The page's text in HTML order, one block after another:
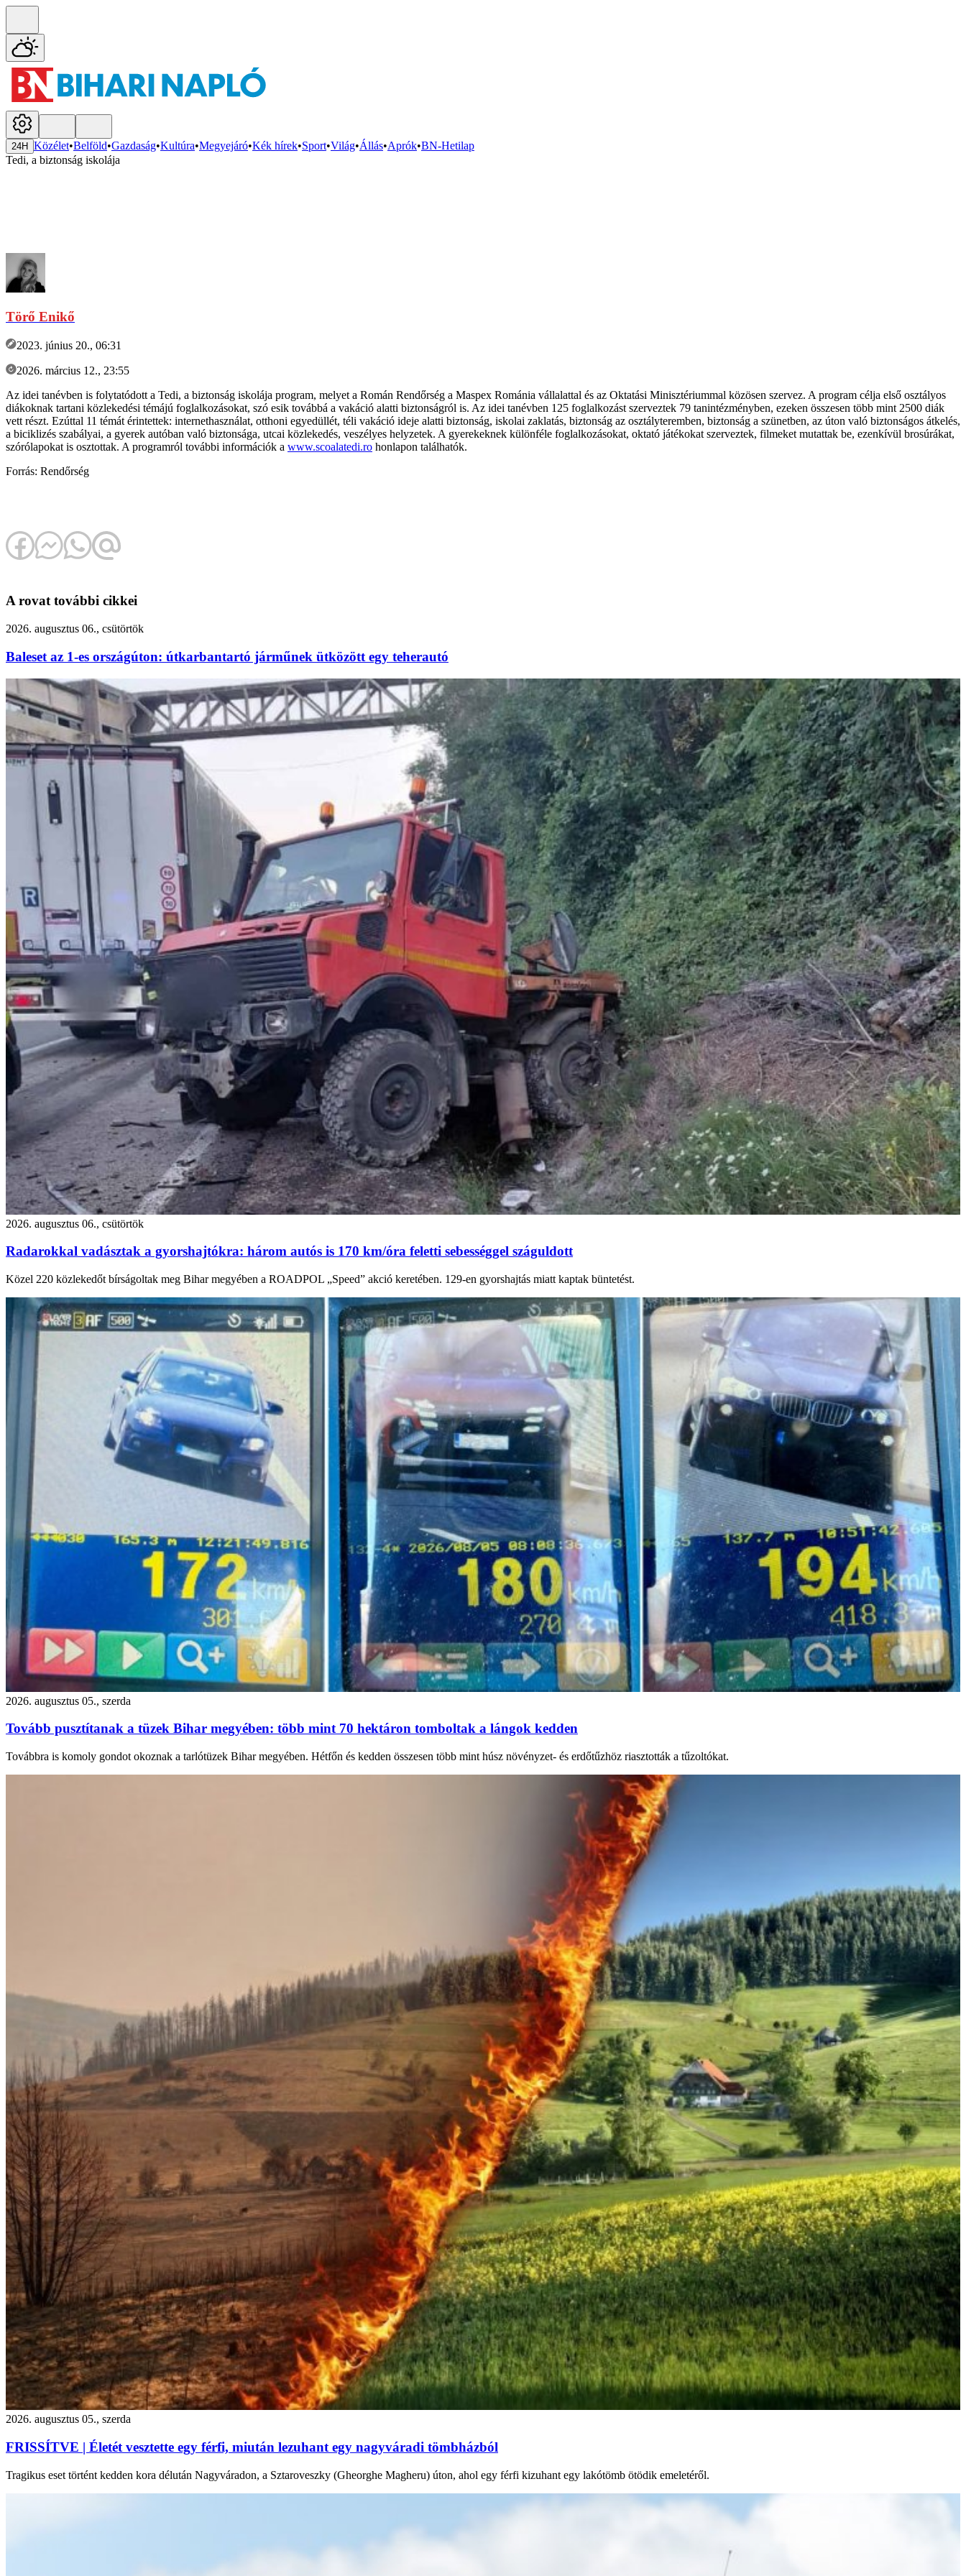
24H Közélet•Belföld•Gazdaság•Kultúra•Megyejáró•Kék hírek•Sport•Világ•Állás•Aprók•BN-Hetilap
Tedi, a biztonság iskolája
Törő Enikő
2023. június 20., 06:31
2026. március 12., 23:55
Az idei tanévben is folytatódott a Tedi, a biztonság iskolája program, melyet a Román Rendőrség a Maspex Románia vállalattal és az Oktatási Minisztériummal közösen szervez. A program célja első osztályos
diákoknak tartani közlekedési témájú foglalkozásokat, szó esik továbbá a vakáció alatti biztonságról is. Az idei tanévben 125 foglalkozást szerveztek 79 tanintézményben, ezeken összesen több mint 2500 diák
vett részt. Ezúttal 11 témát érintettek: internethasználat, otthoni egyedüllét, téli vakáció ideje alatti biztonság, iskolai zaklatás, biztonság az osztályteremben, biztonság a szünetben, az úton való biztonságos átkelés,
a biciklizés szabályai, a gyerek autóban való biztonsága, utcai közlekedés, veszélyes helyzetek. A gyerekeknek különféle foglalkozásokat, oktató játékokat szerveztek, filmeket mutattak be, ezenkívül brosúrákat,
szórólapokat is osztottak. A programról további információk a www.scoalatedi.ro honlapon találhatók.
Forrás: Rendőrség
A rovat további cikkei
2026. augusztus 06., csütörtök
Baleset az 1-es országúton: útkarbantartó járműnek ütközött egy teherautó
2026. augusztus 06., csütörtök
Radarokkal vadásztak a gyorshajtókra: három autós is 170 km/óra feletti sebességgel száguldott
Közel 220 közlekedőt bírságoltak meg Bihar megyében a ROADPOL „Speed” akció keretében. 129-en gyorshajtás miatt kaptak büntetést.
2026. augusztus 05., szerda
Tovább pusztítanak a tüzek Bihar megyében: több mint 70 hektáron tomboltak a lángok kedden
Továbbra is komoly gondot okoznak a tarlótüzek Bihar megyében. Hétfőn és kedden összesen több mint húsz növényzet- és erdőtűzhöz riasztották a tűzoltókat.
2026. augusztus 05., szerda
FRISSÍTVE | Életét vesztette egy férfi, miután lezuhant egy nagyváradi tömbházból
Tragikus eset történt kedden kora délután Nagyváradon, a Sztaroveszky (Gheorghe Magheru) úton, ahol egy férfi kizuhant egy lakótömb ötödik emeletéről.